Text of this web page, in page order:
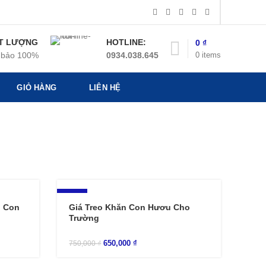
LƯỢNG
100%
HOTLINE:
0934.038.645
0 items
0 ₫
GIỎ HÀNG LIÊN HỆ
Con
Giá Treo Khăn Con Hươu Cho
Trường
750,000₫ 650,000₫